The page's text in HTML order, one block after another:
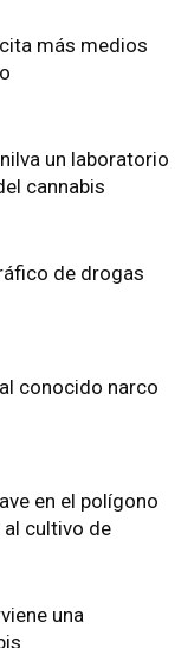
más medios
un laboratorio
cannabis
de drogas
conocido narco
en el polígono
al cultivo de
una